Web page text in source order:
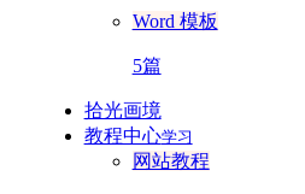
Word 模板
5篇
拾光画境
教程中心学习
网站教程